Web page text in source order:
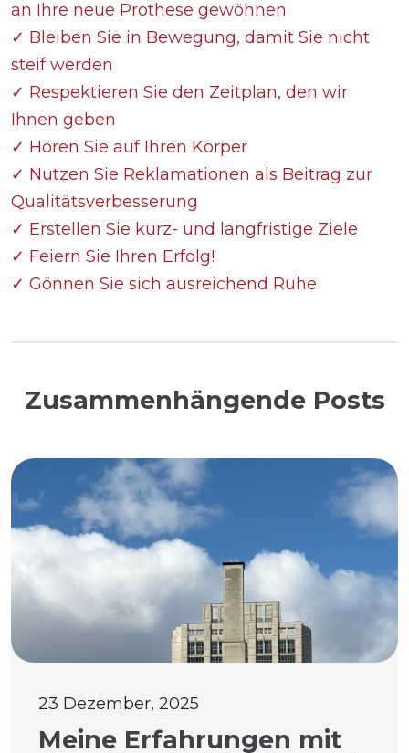
an Ihre neue Prothese gewöhnen
✓ Bleiben Sie in Bewegung, damit Sie nicht
steif werden
✓ Respektieren Sie den Zeitplan, den wir
Ihnen geben
✓ Hören Sie auf Ihren Körper
✓ Nutzen Sie Reklamationen als Beitrag zur
Qualitätsverbesserung
✓ Erstellen Sie kurz- und langfristige Ziele
✓ Feiern Sie Ihren Erfolg!
✓ Gönnen Sie sich ausreichend Ruhe
Zusammenhängende Posts
23 Dezember, 2025
Meine Erfahrungen mit